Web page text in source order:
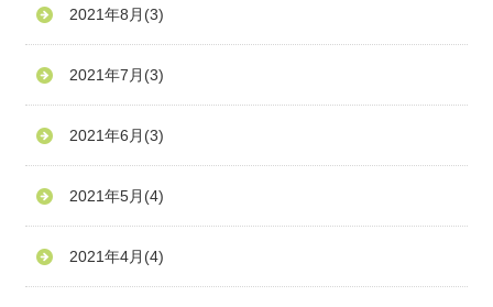
2021年8月 (3)
2021年7月 (3)
2021年6月 (3)
2021年5月 (4)
2021年4月 (4)